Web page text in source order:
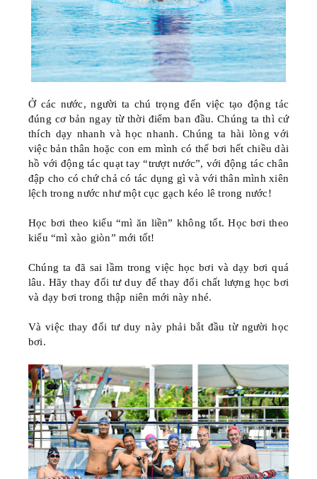
Ở các nước, người ta chú trọng đến việc tạo động tác
đúng cơ bản ngay từ thời điểm ban đầu. Chúng ta thì cứ
thích dạy nhanh và học nhanh. Chúng ta hài lòng với
việc bản thân hoặc con em mình có thể bơi hết chiều dài
hồ với động tác quạt tay “trượt nước”, với động tác chân
đập cho có chứ chả có tác dụng gì và với thân mình xiên
lệch trong nước như một cục gạch kéo lê trong nước!
Học bơi theo kiểu “mì ăn liền” không tốt. Học bơi theo
kiểu “mì xào giòn” mới tốt!
Chúng ta đã sai lầm trong việc học bơi và dạy bơi quá
lâu. Hãy thay đổi tư duy để thay đổi chất lượng học bơi
và dạy bơi trong thập niên mới này nhé.
Và việc thay đổi tư duy này phải bắt đầu từ người học
bơi.